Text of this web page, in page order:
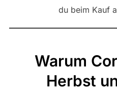
du beim Kauf
Warum
Herbst